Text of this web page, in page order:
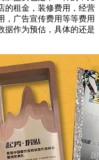
的租金，装修费用，经营
，广告宣传费用等等费用
据作为预估，具体的还是